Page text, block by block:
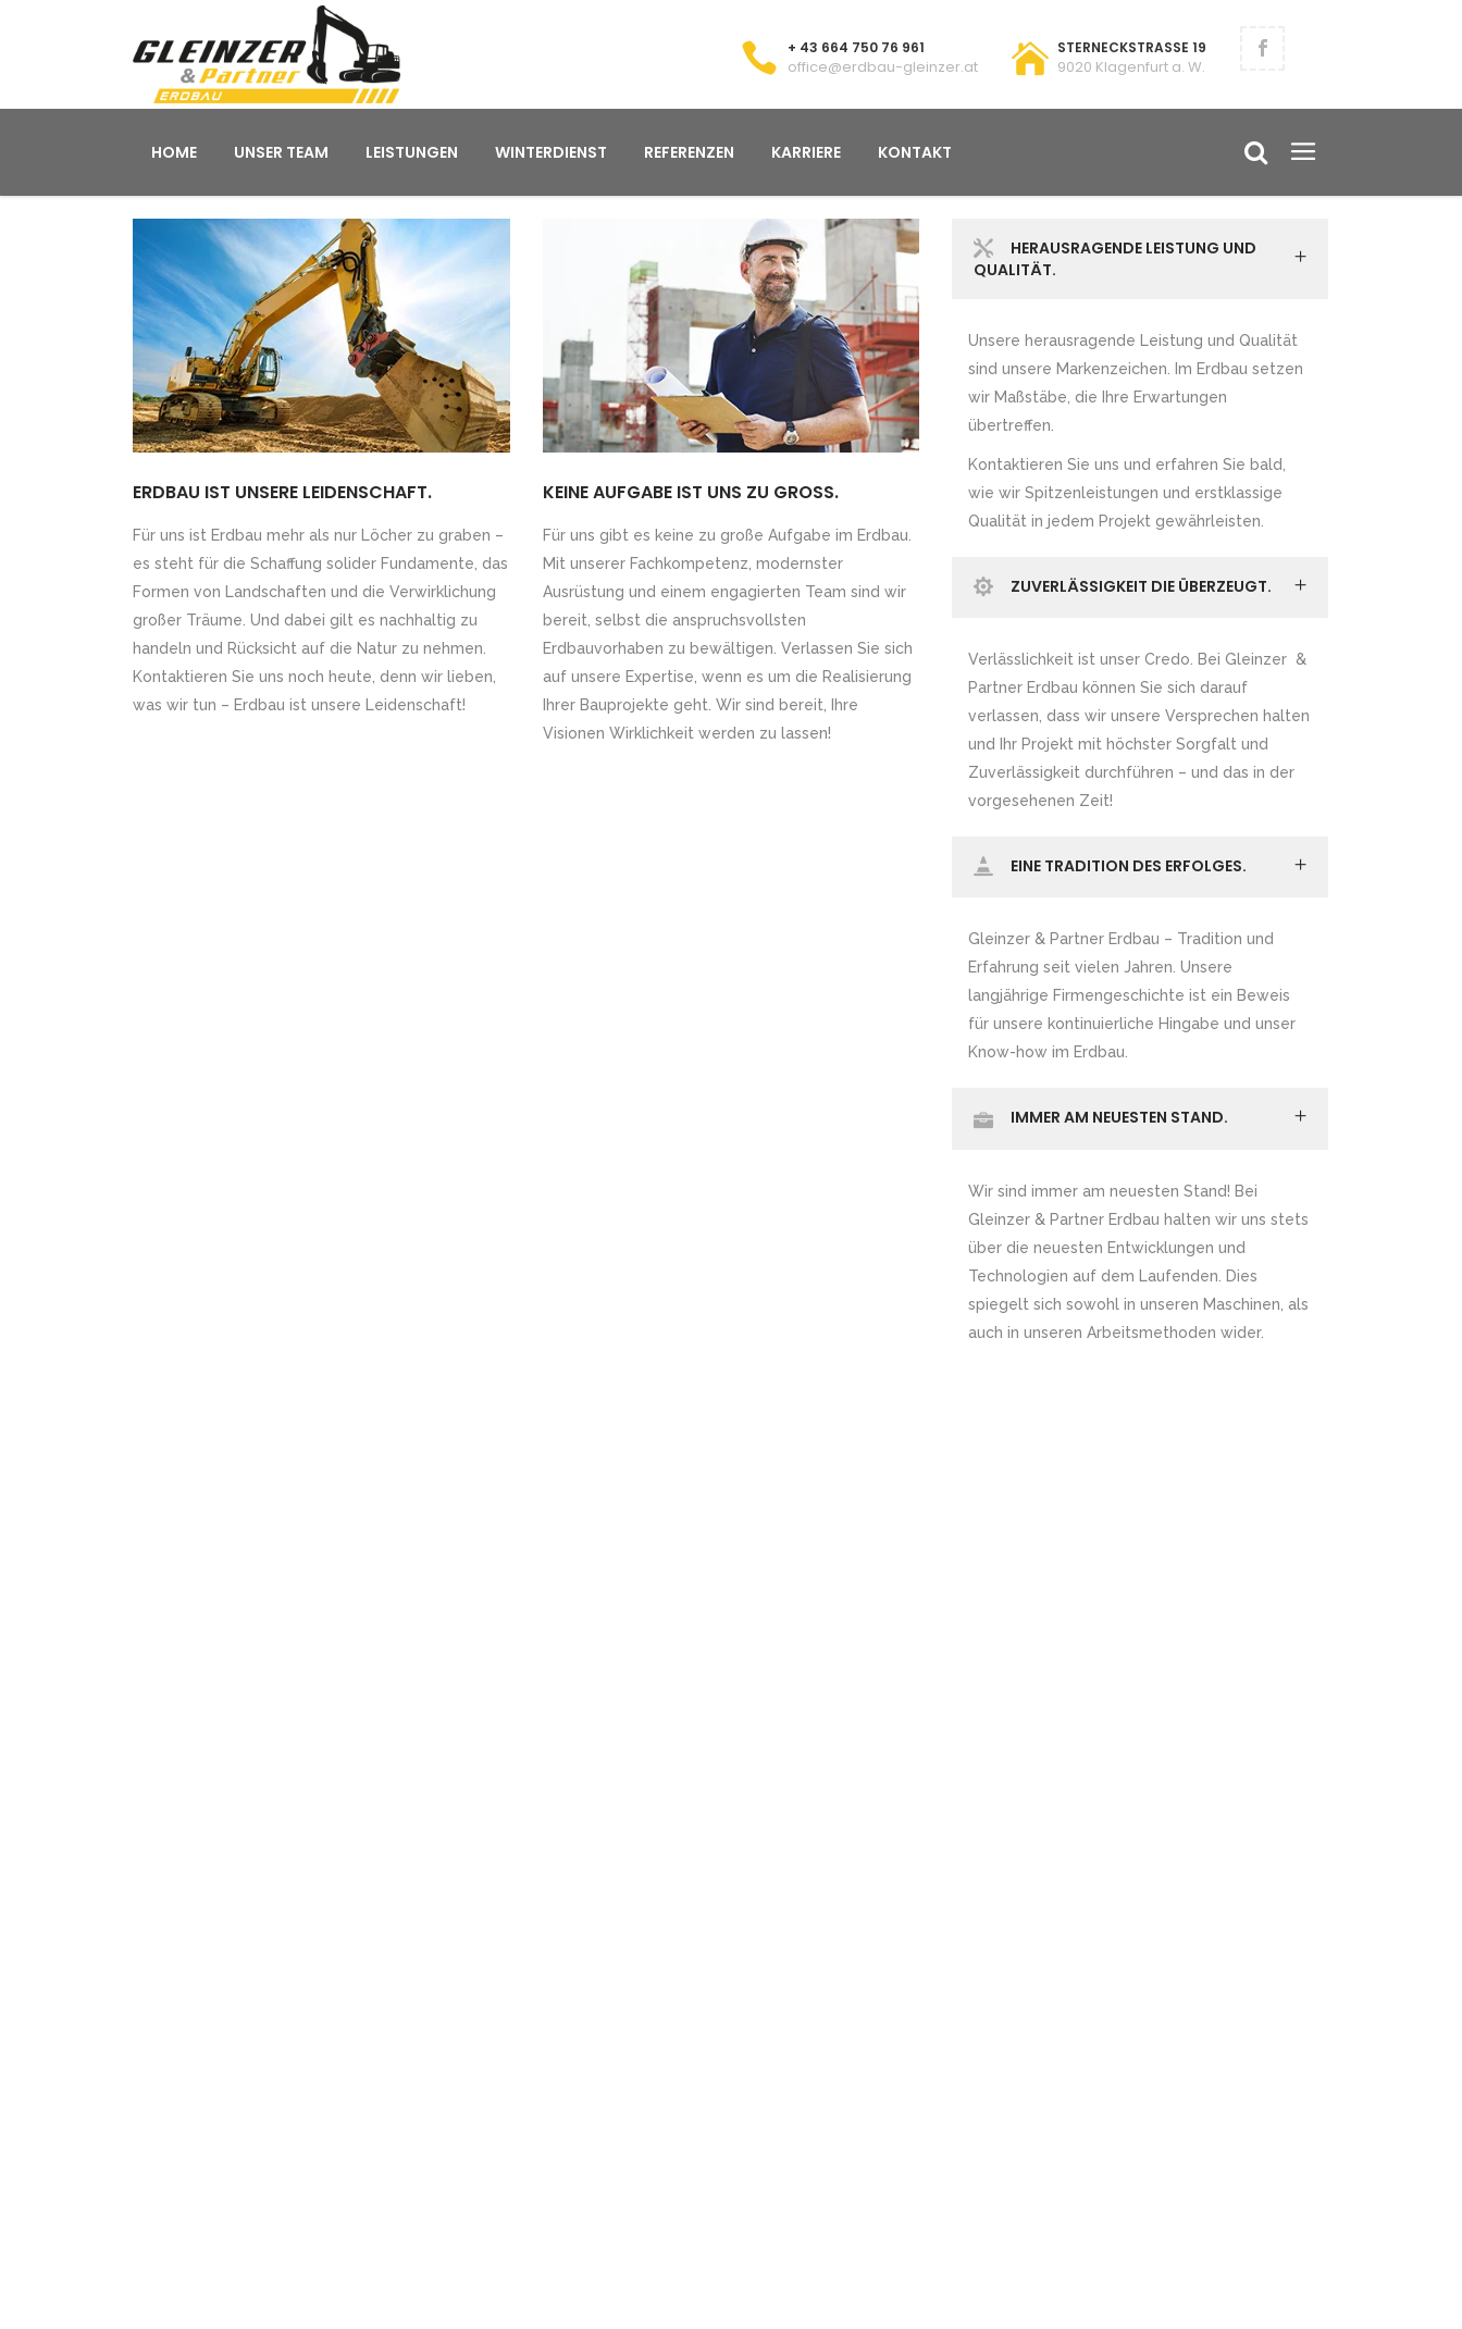
+ 43 664 750 76 961
office@erdbau-gleinzer.at
STERNECKSTRASSE 19
9020 Klagenfurt a. W.
HOME UNSER TEAM LEISTUNGEN WINTERDIENST REFERENZEN KARRIERE KONTAKT
ERDBAU IST UNSERE LEIDENSCHAFT.
Für uns ist Erdbau mehr als nur Löcher zu graben –
es steht für die Schaffung solider Fundamente, das
Formen von Landschaften und die Verwirklichung
großer Träume. Und dabei gilt es nachhaltig zu
handeln und Rücksicht auf die Natur zu nehmen.
Kontaktieren Sie uns noch heute, denn wir lieben,
was wir tun – Erdbau ist unsere Leidenschaft!
KEINE AUFGABE IST UNS ZU GROSS.
Für uns gibt es keine zu große Aufgabe im Erdbau.
Mit unserer Fachkompetenz, modernster
Ausrüstung und einem engagierten Team sind wir
bereit, selbst die anspruchsvollsten
Erdbauvorhaben zu bewältigen. Verlassen Sie sich
auf unsere Expertise, wenn es um die Realisierung
Ihrer Bauprojekte geht. Wir sind bereit, Ihre
Visionen Wirklichkeit werden zu lassen!
HERAUSRAGENDE LEISTUNG UND
QUALITÄT.
Unsere herausragende Leistung und Qualität
sind unsere Markenzeichen. Im Erdbau setzen
wir Maßstäbe, die Ihre Erwartungen
übertreffen.
Kontaktieren Sie uns und erfahren Sie bald,
wie wir Spitzenleistungen und erstklassige
Qualität in jedem Projekt gewährleisten.
ZUVERLÄSSIGKEIT DIE ÜBERZEUGT.
Verlässlichkeit ist unser Credo. Bei Gleinzer &
Partner Erdbau können Sie sich darauf
verlassen, dass wir unsere Versprechen halten
und Ihr Projekt mit höchster Sorgfalt und
Zuverlässigkeit durchführen – und das in der
vorgesehenen Zeit!
EINE TRADITION DES ERFOLGES.
Gleinzer & Partner Erdbau – Tradition und
Erfahrung seit vielen Jahren. Unsere
langjährige Firmengeschichte ist ein Beweis
für unsere kontinuierliche Hingabe und unser
Know-how im Erdbau.
IMMER AM NEUESTEN STAND.
Wir sind immer am neuesten Stand! Bei
Gleinzer & Partner Erdbau halten wir uns stets
über die neuesten Entwicklungen und
Technologien auf dem Laufenden. Dies
spiegelt sich sowohl in unseren Maschinen, als
auch in unseren Arbeitsmethoden wider.